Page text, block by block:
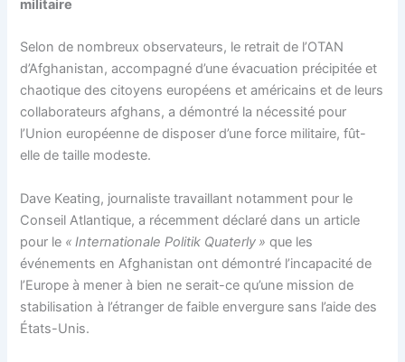
militaire
Selon de nombreux observateurs, le retrait de l’OTAN
d’Afghanistan, accompagné d’une évacuation précipitée et
chaotique des citoyens européens et américains et de leurs
collaborateurs afghans, a démontré la nécessité pour
l’Union européenne de disposer d’une force militaire, fût-
elle de taille modeste.
Dave Keating, journaliste travaillant notamment pour le
Conseil Atlantique, a récemment déclaré dans un article
pour le « Internationale Politik Quaterly » que les
événements en Afghanistan ont démontré l’incapacité de
l’Europe à mener à bien ne serait-ce qu’une mission de
stabilisation à l’étranger de faible envergure sans l’aide des
États-Unis.